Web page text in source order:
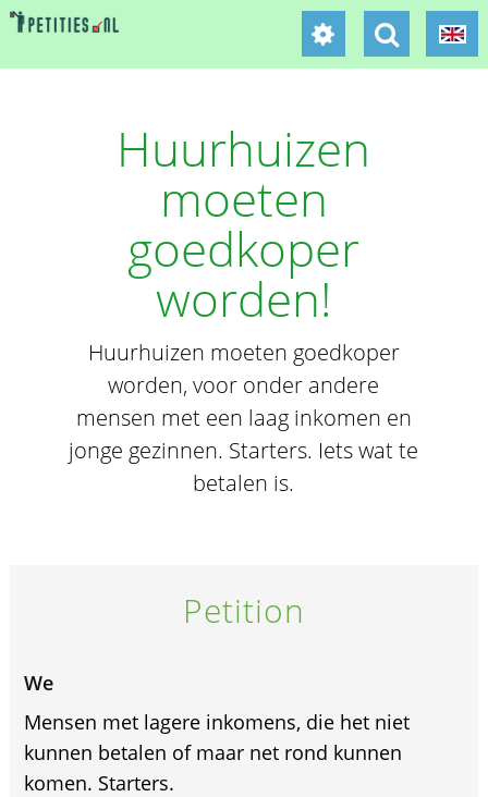
Huurhuizen
moeten
goedkoper
worden!
Huurhuizen moeten goedkoper
worden, voor onder andere
mensen met een laag inkomen en
jonge gezinnen. Starters. Iets wat te
betalen is.
Petition
We
Mensen met lagere inkomens, die het niet
kunnen betalen of maar net rond kunnen
komen. Starters.